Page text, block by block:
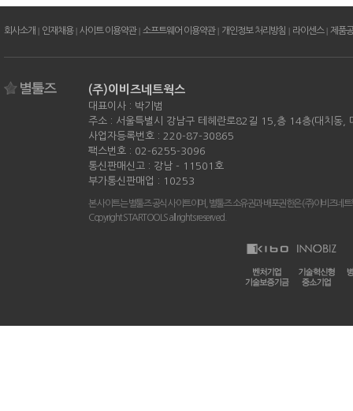
회사소개 | 인재채용| 사이트 이용약관| 소프트웨어 이용약관| 개인정보 처리방침 | 라이센스| 제품
(주)이비즈네트웍스
대표이사 : 박기범
주소 : 서울특별시 강남구 테헤란로82길 15,층 14층(대치동,
사업자등록번호 : 220-87-30865
팩스번호 : 02-6255-3096
통신판매신고 : 강남 - 11501호
부가통신판매업 : 10253
본 사이트는 별툴즈 공식 사이트이며, 별툴즈 소유권과 배포권한은 (주)이비즈네
Copyright STARTOOLS all rights reserved.